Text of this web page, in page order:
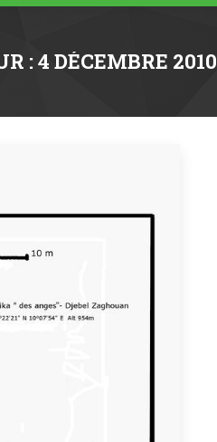
:4 DÉCEMBRE 2010